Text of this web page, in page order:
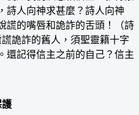
詩人向神求甚麼？詩人向神
謊的嘴唇和詭詐的舌頭！（詩
詭詐的舊人，須聖靈籍十字
還記得信主之前的自己？信主